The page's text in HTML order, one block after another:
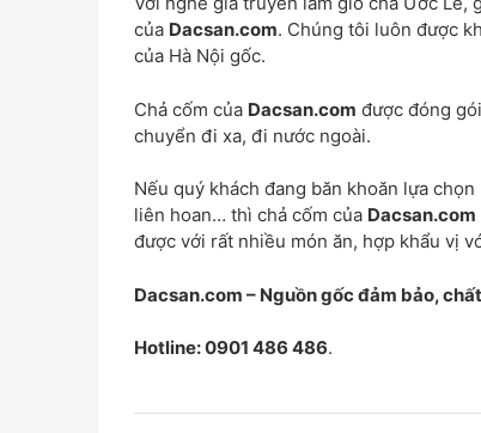
của Dacsan.com. Chúng tôi luôn được
của Hà Nội gốc.
Chả cốm của Dacsan.com được đóng
chuyển đi xa, đi nước ngoài.
Nếu quý khách đang băn khoăn lựa
liên hoan… thì chả cốm của Dacsan.com
được với rất nhiều món ăn, hợp khẩu vị
Dacsan.com – Nguồn gốc đảm bảo,
Hotline: 0901 486 486.